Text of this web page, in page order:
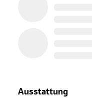
Ausstattung